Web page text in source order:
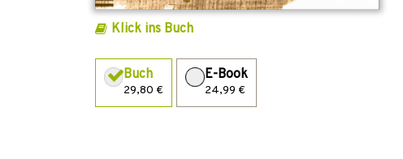
Klick ins Buch
Buch
29,80 €
E-Book
24,99 €